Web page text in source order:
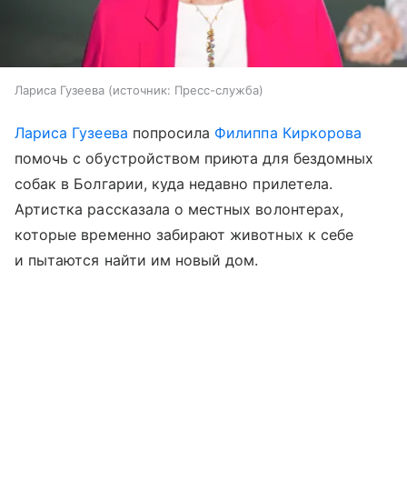
Лариса Гузеева источник: Пресс-служба
Лариса Гузеева попросила Филиппа Киркорова
помочь с обустройством приюта для бездомных
собак в Болгарии, куда недавно прилетела.
Артистка рассказала о местных волонтерах,
которые временно забирают животных к себе
и пытаются найти им новый дом.